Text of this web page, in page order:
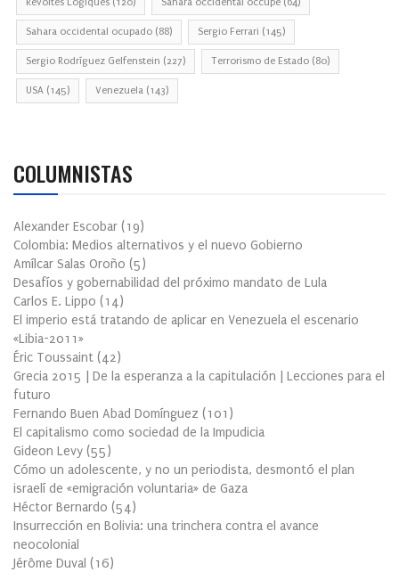
Sahara occidental ocupado (88) Sergio Ferrari (145)
Sergio Rodríguez Gelfenstein (227) Terrorismo de Estado (80)
USA (145) Venezuela (143)
COLUMNISTAS
Alexander Escobar (19)
Colombia: Medios alternativos y el nuevo Gobierno
Amílcar Salas Oroño (5)
Desafíos y gobernabilidad del próximo mandato de Lula
Carlos E. Lippo (14)
El imperio está tratando de aplicar en Venezuela el escenario
«Libia-2011»
Éric Toussaint (42)
Grecia 2015 | De la esperanza a la capitulación | Lecciones para el
futuro
Fernando Buen Abad Domínguez (101 )
El capitalismo como sociedad de la Impudicia
Gideon Levy (55)
Cómo un adolescente, y no un periodista, desmontó el plan
israelí de «emigración voluntaria» de Gaza
Héctor Bernardo (54)
Insurrección en Bolivia: una trinchera contra el avance
neocolonial
Jérôme Duval (16)